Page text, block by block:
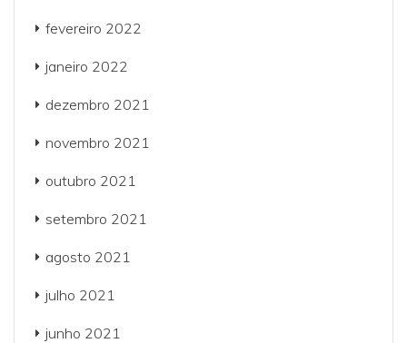
fevereiro 2022
janeiro 2022
dezembro 2021
novembro 2021
outubro 2021
setembro 2021
agosto 2021
julho 2021
junho 2021